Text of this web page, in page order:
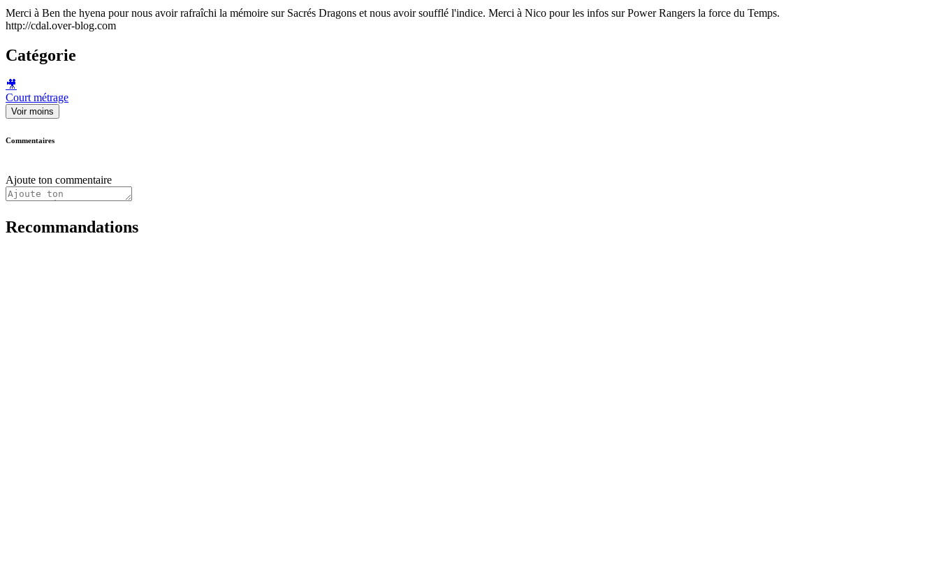
Merci à Ben the hyena pour nous avoir rafraîchi la mémoire sur Sacrés Dragons et nous avoir soufflé l'indice. Merci à Nico pour les infos sur Power Rangers la force du Temps.
http://cdal.over-blog.com
Catégorie
🎥
Court métrage
Voir moins
Commentaires
Ajoute ton commentaire
Recommandations